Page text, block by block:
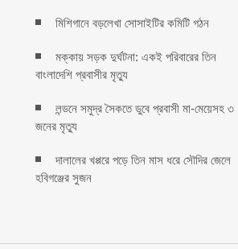
মিশিগানে বড়লেখা সোসাইটির কমিটি গঠন
মক্কায় সড়ক দুর্ঘটনা: একই পরিবারের তিন
বাংলাদেশি প্রবাসীর মৃত্যু
লন্ডনে সমুদ্র সৈকতে ডুবে প্রবাসী মা-মেয়েসহ ৩
জনের মৃত্যু
দালালের খপ্পরে পড়ে তিন মাস ধরে সৌদির জেলে
হবিগঞ্জের সুজন